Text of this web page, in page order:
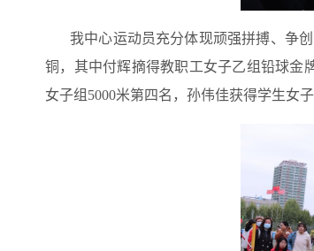
我中心运动员充分体现顽强拼搏、争
铜，其中付辉摘得教职工女子乙组铅球金
女子组5000米第四名，孙伟佳获得学生女